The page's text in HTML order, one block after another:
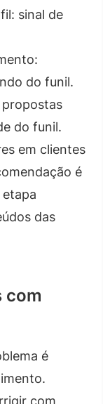
sinal de
do funil.
do funil.
em clientes
é
das
com
é
com